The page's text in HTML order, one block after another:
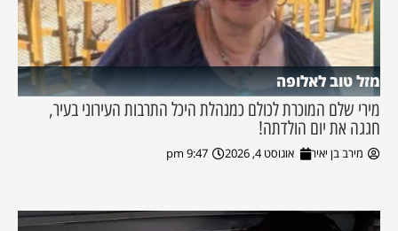
מזל טוב לאלופה
מירי שלם המוכרת לכולם כמנהלת היכל התרבות העירוני בעיר,
חגגה את יום הולדתה!
מירב בן יאיר אוגוסט 4, 2026 9:47 pm